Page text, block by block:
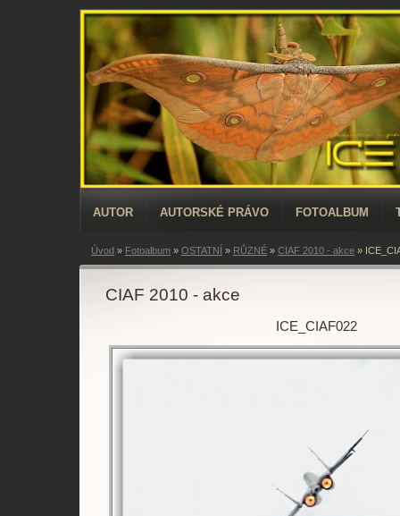
AUTOR AUTORSKÉ PRÁVO FOTOALBUM
Úvod » Fotoalbum » OSTATNÍ » RŮZNÉ » CIAF 2010 - akce »
CIAF 2010 - akce
ICE_CIAF022